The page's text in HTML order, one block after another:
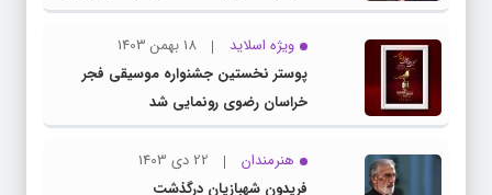
شد
ویژه اسلاید
18 بهمن 1403
پوستر نخستین جشنواره موسیقی فجر
خراسان رضوی رونمایی شد
هنرمندان
22 دی 1403
فریدون شهبازیان درگذشت